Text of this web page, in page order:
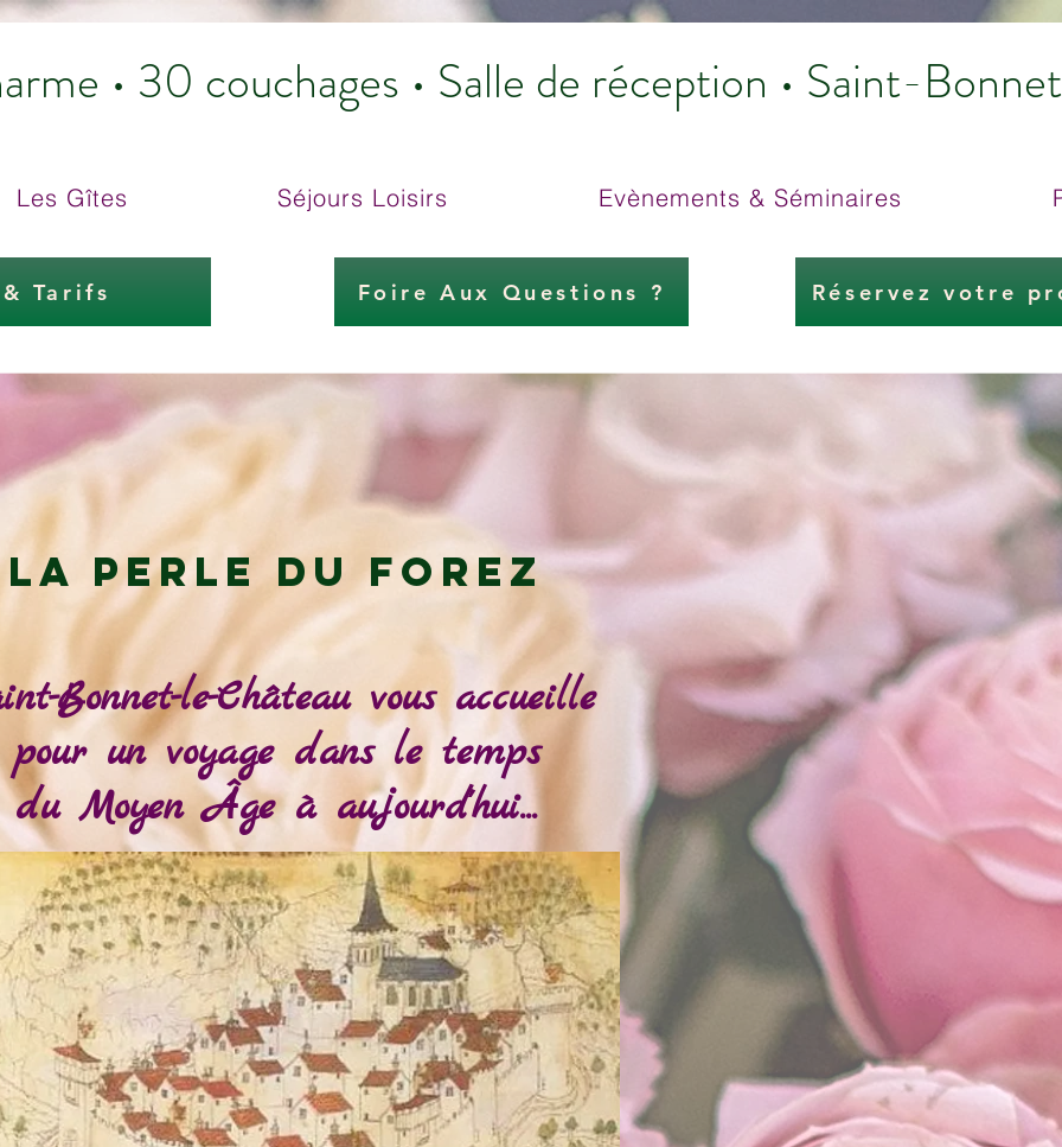
Les Gîtes Séjours Loisirs Evènements & Séminaires
Réservez votre
Tarifs Foire Aux Questions ?
• 30 couchages • Salle de réception • Saint-
La perle du forez
Bonnet-le-Château vous accueille
pour un voyage dans le temps
du Moyen Âge à aujourd'hui...